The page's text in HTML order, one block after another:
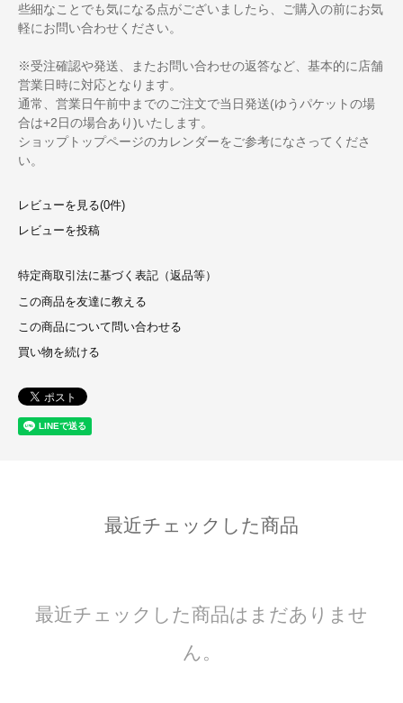
些細なことでも気になる点がございましたら、ご購入の前にお気
軽にお問い合わせください。
※受注確認や発送、またお問い合わせの返答など、基本的に店舗
営業日時に対応となります。
通常、営業日午前中までのご注文で当日発送(ゆうパケットの場
合は+2日の場合あり)いたします。
ショップトップページのカレンダーをご参考になさってくださ
い。
レビューを見る(0件)
レビューを投稿
特定商取引法に基づく表記（返品等）
この商品を友達に教える
この商品について問い合わせる
買い物を続ける
最近チェックした商品
最近チェックした商品はまだありませ
ん。